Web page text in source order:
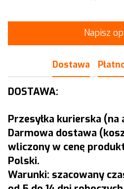
Napisz
Dostawa
DOSTAWA:
Przesyłka kurierska (na
Darmowa dostawa
wliczony w cenę
Polski.
Warunki: szacowany